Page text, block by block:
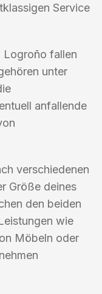
Service
Logroño fallen
unter
anfallende
verschiedenen
Größe deines
den beiden
wie
Möbeln oder